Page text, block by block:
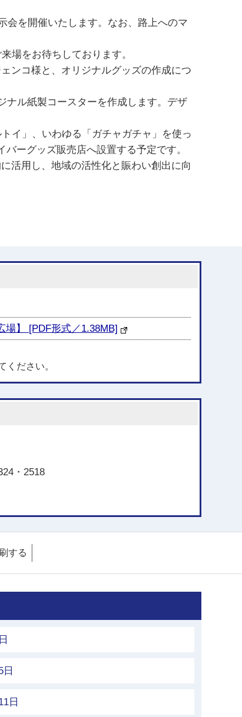
会を開催いたします。なお、路上へのマ
場をお待ちしております。
ンコ様と、オリジナルグッズの作成につ
ル紙製コースターを作成します。デザ
イ」、いわゆる「ガチャガチャ」を使っ
ーグッズ販売店へ設置する予定です。
活用し、地域の活性化と賑わい創出に向
】 [PDF形式／1.38MB]
ください。
・2518
する
日